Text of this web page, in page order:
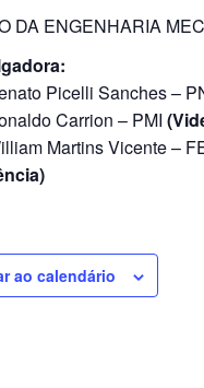
DA ENGENHARIA
Picelli Sanches –
Carrion – PMI
Martins Vicente –
ao calendário